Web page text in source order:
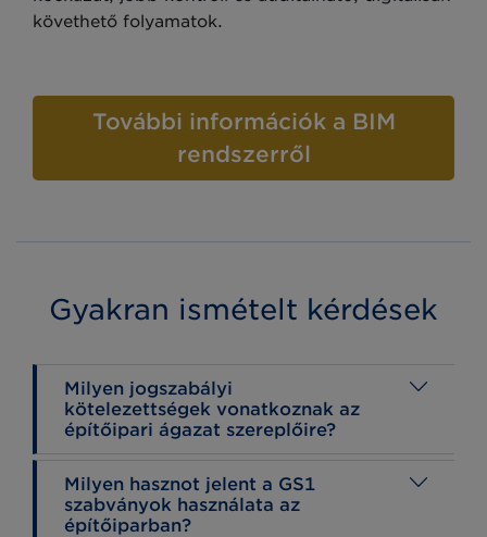
követhető folyamatok.
További információk a BIM
rendszerről
Gyakran ismételt kérdések
Milyen jogszabályi
kötelezettségek vonatkoznak az
építőipari ágazat szereplőire?
Milyen hasznot jelent a GS1
szabványok használata az
építőiparban?